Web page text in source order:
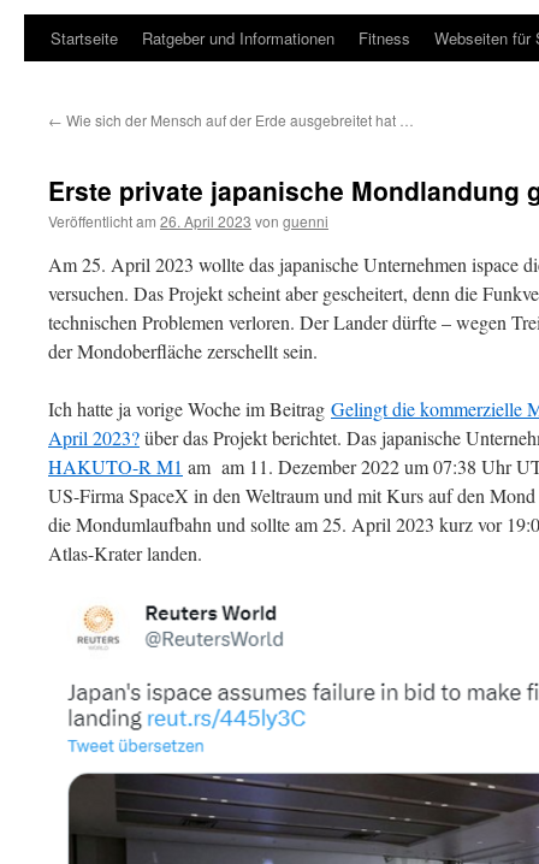
Startseite Ratgeber und Informationen Fitness Webseiten für
← Wie sich der Mensch auf der Erde ausgebreitet hat …
Erste private japanische Mondlandung
Veröffentlicht am 26. April 2023 von guenni
Am 25. April 2023 wollte das japanische Unternehmen ispace
versuchen. Das Projekt scheint aber gescheitert, denn die
technischen Problemen verloren. Der Lander dürfte – wegen
der Mondoberfläche zerschellt sein.
Ich hatte ja vorige Woche im Beitrag Gelingt die kommerzielle
April 2023?über das Projekt berichtet. Das japanische
HAKUTO-R M1 am am 11. Dezember 2022 um 07:38 Uhr
US-Firma SpaceX in den Weltraum und mit Kurs auf den
die Mondumlaufbahn und sollte am 25. April 2023 kurz vor
Atlas-Krater landen.